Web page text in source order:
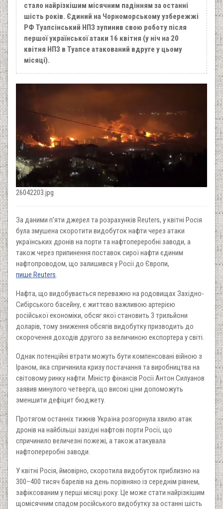
стало найрізкішим місячним падінням за останні
шість років. Єдиний на Чорноморському узбережжі
РФ Туапсінський НПЗ зупинив свою роботу після
першої української атаки 16 квітня (у ніч на 20
квітня НПЗ в Туапсе атакований вдруге у цьому
місяці).
26042203.jpg
За даними п’яти джерел та розрахунків Reuters, у квітні Росія
була змушена скоротити видобуток нафти через атаки
українських дронів на порти та нафтопереробні заводи, а
також через припинення поставок сирої нафти єдиним
нафтопроводом, що залишився у Росії до Європи,
пише Reuters.
Нафта, що видобувається переважно на родовищах Західно-
Сибірського басейну, є життєво важливою артерією
російської економіки, обсяг якої становить 3 трильйони
доларів, тому зниження обсягів видобутку призводить до
скорочення доходів другого за величиною експортера у світі.
Однак потенційні втрати можуть бути компенсовані війною з
Іраном, яка спричинила кризу постачання та виробництва на
світовому ринку нафти. Міністр фінансів Росії Антон Силуанов
заявив минулого четверга, що високі ціни допоможуть
зменшити дефіцит бюджету.
Протягом останніх тижнів Україна розгорнула хвилю атак
дронів на найбільші західні нафтові порти Росії, що
спричинило величезні пожежі, а також атакувала
нафтопереробні заводи.
У квітні Росія, ймовірно, скоротила видобуток приблизно на
300–400 тисяч барелів на день порівняно із середнім рівнем,
зафіксованим у перші місяці року. Це може стати найрізкішим
щомісячним спадом російського видобутку за останні шість